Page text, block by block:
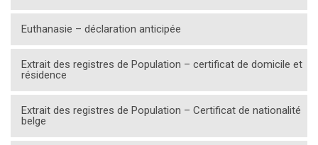
Euthanasie – déclaration anticipée
Extrait des registres de Population – certificat de domicile et
résidence
Extrait des registres de Population – Certificat de nationalité
belge